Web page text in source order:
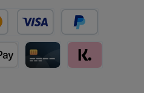
Kredit- oder Debitkarte über PayPal
Später Bezahlen